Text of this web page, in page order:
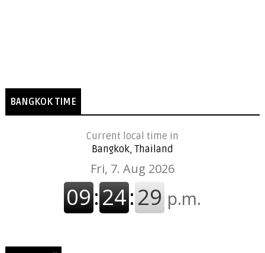
BANGKOK TIME
Current local time in
Bangkok, Thailand